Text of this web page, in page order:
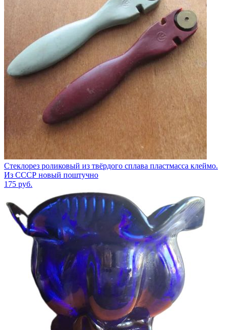
Стеклорез роликовый из твёрдого сплава пластмасса клеймо.
Из СССР новый поштучно
175 руб.